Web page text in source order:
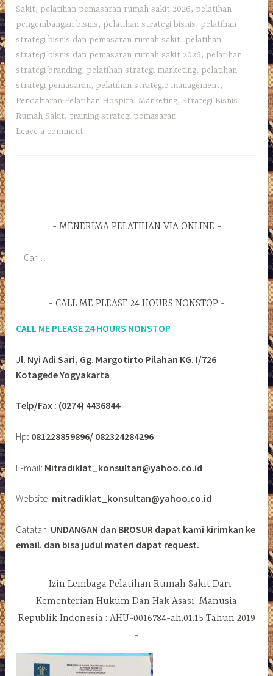
Sakit, pelatihan pemasaran rumah sakit 2026, pelatihan
pengembangan bisnis, pelatihan strategi bisnis, pelatihan
strategi bisnis dan pemasaran rumah sakit, pelatihan
strategi bisnis dan pemasaran rumah sakit 2026, pelatihan
strategi branding, pelatihan strategi marketing, pelatihan
strategi pemasaran, pelatihan strategic management,
Pendaftaran Pelatihan Hospital Marketing, Strategi Bisnis
Rumah Sakit, training strategi pemasaran
Leave a comment
MENERIMA PELATIHAN VIA ONLINE
CALL ME PLEASE 24 HOURS NONSTOP
CALL ME PLEASE 24 HOURS NONSTOP
Jl. Nyi Adi Sari, Gg. Margotirto Pilahan KG. I/726
Kotagede Yogyakarta
Telp/Fax : (0274) 4436844
Hp: 081228859896/ 082324284296
E-mail: Mitradiklat_konsultan@yahoo.co.id
Website: mitradiklat_konsultan@yahoo.co.id
Catatan: UNDANGAN dan BROSUR dapat kami kirimkan ke
email. dan bisa judul materi dapat request.
Izin Lembaga Pelatihan Rumah Sakit Dari
Kementerian Hukum Dan Hak Asasi Manusia
Republik Indonesia : AHU-0016784-ah.01.15 Tahun 2019